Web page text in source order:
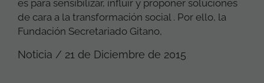
es para sensibilizar, influir y proponer soluciones
de cara a la transformación social . Por ello, la
Fundación Secretariado Gitano,
Noticia / 21 de Diciembre de 2015